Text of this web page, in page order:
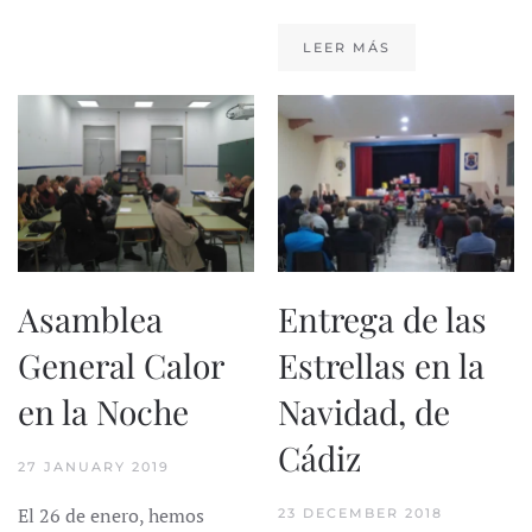
LEER MÁS
Asamblea
General Calor
en la Noche
27 JANUARY 2019
El 26 de enero, hemos
Entrega de las
Estrellas en la
Navidad, de
Cádiz
23 DECEMBER 2018